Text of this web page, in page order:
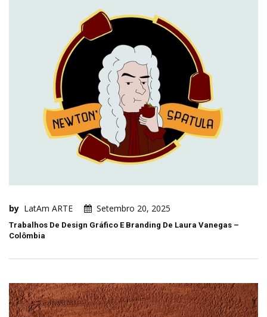
by LatAm ARTE Setembro 20, 2025
Trabalhos De Design Gráfico E Branding De Laura Vanegas –
Colômbia